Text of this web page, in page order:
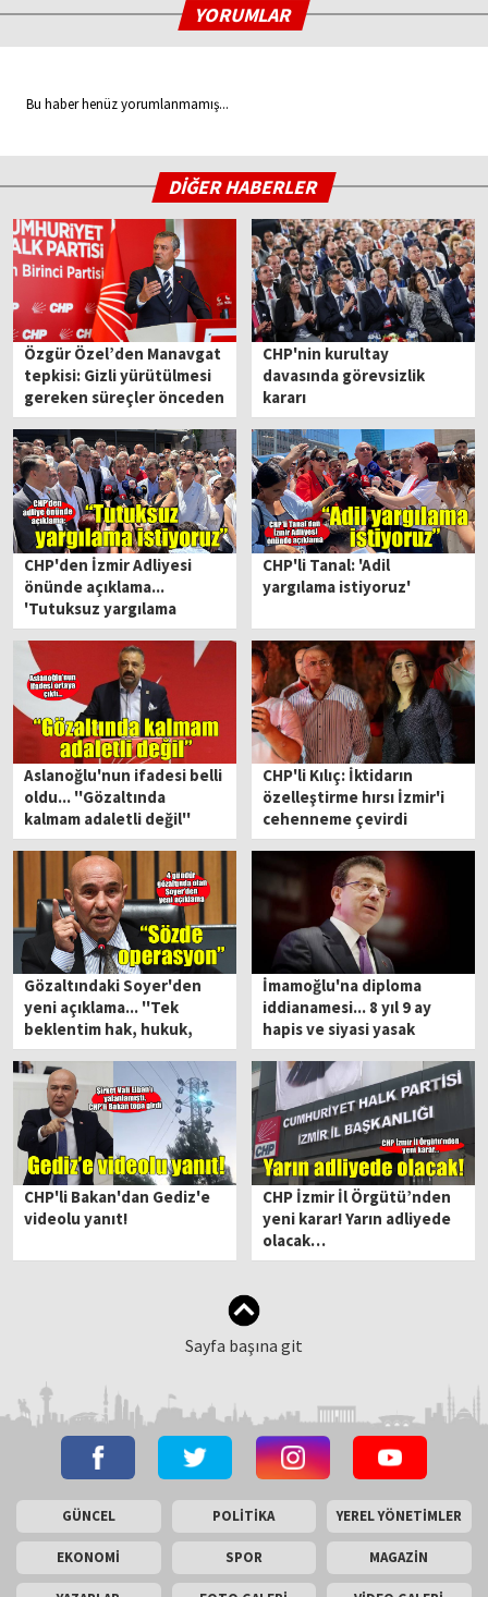
YORUMLAR
Bu haber henüz yorumlanmamış...
DİĞER HABERLER
Özgür Özel’den Manavgat
tepkisi: Gizli yürütülmesi
gereken süreçler önceden
ilan ediliyor
CHP'nin kurultay
davasında görevsizlik
kararı
CHP'den İzmir Adliyesi
önünde açıklama...
'Tutuksuz yargılama
istiyoruz'
CHP'li Tanal: 'Adil
yargılama istiyoruz'
Aslanoğlu'nun ifadesi belli
oldu... ''Gözaltında
kalmam adaletli değil''
CHP'li Kılıç: İktidarın
özelleştirme hırsı İzmir'i
cehenneme çevirdi
Gözaltındaki Soyer'den
yeni açıklama... ''Tek
beklentim hak, hukuk,
adalet''
İmamoğlu'na diploma
iddianamesi... 8 yıl 9 ay
hapis ve siyasi yasak
talebi!
CHP'li Bakan'dan Gediz'e
videolu yanıt!
CHP İzmir İl Örgütü’nden
yeni karar! Yarın adliyede
olacak…
Sayfa başına git
GÜNCEL POLİTİKA YEREL YÖNETİMLER
EKONOMİ SPOR MAGAZİN